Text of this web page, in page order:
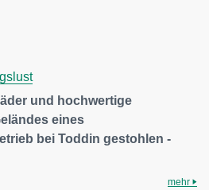
und hochwertige
eines
bei Toddin gestohlen -
mehr